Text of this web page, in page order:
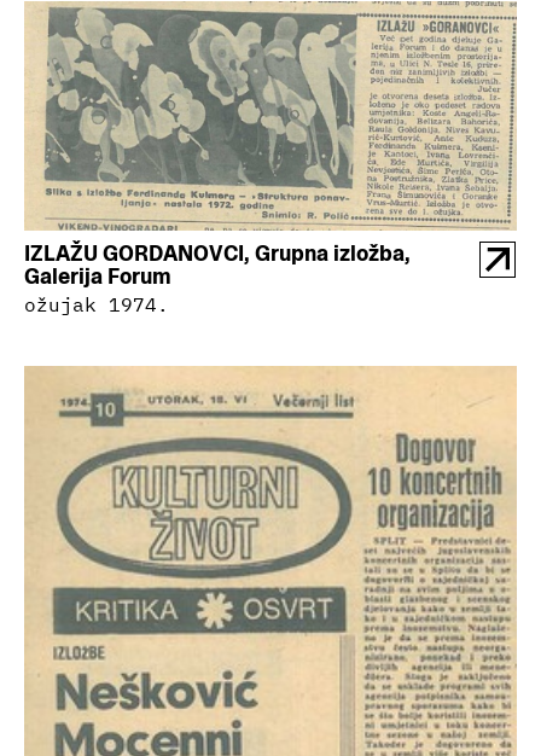
IZLAŽU GORDANOVCI, Grupna izložba,
Galerija Forum
ožujak 1974.